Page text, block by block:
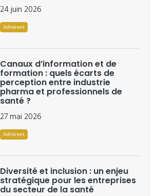
24 juin 2026
Adhérent
Canaux d’information et de
formation : quels écarts de
perception entre industrie
pharma et professionnels de
santé ?
27 mai 2026
Adhérent
Diversité et inclusion : un enjeu
stratégique pour les entreprises
du secteur de la santé